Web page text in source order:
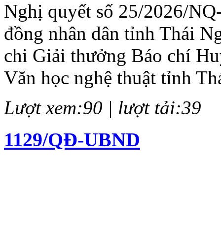
Nghị quyết số 25/2026/
đồng nhân dân tỉnh Thái
chi Giải thưởng Báo chí
Văn học nghệ thuật tỉnh
Lượt xem:90 | lượt tải:39
1129/QĐ-UBND